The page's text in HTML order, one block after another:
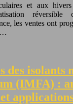
et aux
réversible
les ventes ont
des isolants
(IMFA) :